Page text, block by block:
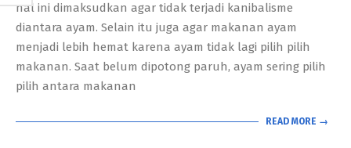
hal ini dimaksudkan agar tidak terjadi kanibalisme
diantara ayam. Selain itu juga agar makanan ayam
menjadi lebih hemat karena ayam tidak lagi pilih pilih
makanan. Saat belum dipotong paruh, ayam sering pilih
pilih antara makanan
READ MORE →